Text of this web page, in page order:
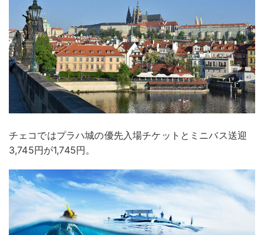
チェコではプラハ城の優先入場チケットとミニバス送迎
3,745円が1,745円。